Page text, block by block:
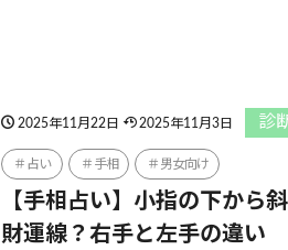
2025年11月22日 2025年11月3日 診
占い 手相 男女向け
【手相占い】小指の下から
財運線？右手と左手の違い